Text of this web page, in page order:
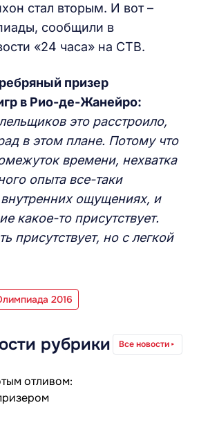
стал вторым. И вот –
сообщили в
«24 часа» на СТВ.
призер
в Рио-де-Жанейро:
это расстроило,
в этом плане. Потому что
времени, нехватка
опыта все-таки
внутренних ощущениях, и
какое-то присутствует.
присутствует, но с легкой
2016
рубрики Все новости